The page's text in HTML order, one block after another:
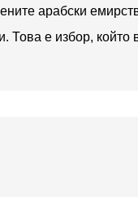
арабски
Това е избор,